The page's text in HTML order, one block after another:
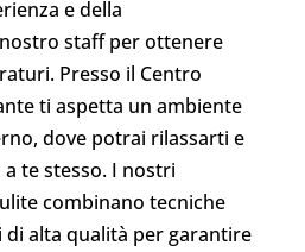
e della
staff per ottenere
Presso il Centro
ti aspetta un ambiente
dove potrai rilassarti e
te stesso. I nostri
combinano tecniche
alta qualità per garantire